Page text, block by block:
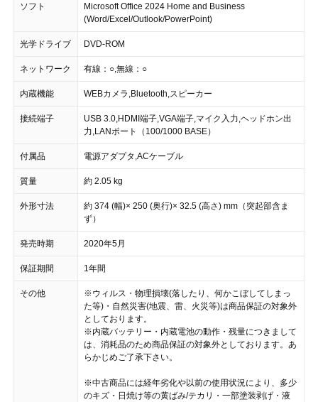
ソフト
Microsoft Office 2024 Home and Business
(Word/Excel/Outlook/PowerPoint)
光学ドライブ DVD-ROM
ネットワーク 有線：○,無線：○
内蔵機能 WEBカメラ,Bluetooth,スピーカー
接続端子
USB 3.0,HDMI端子,VGA端子,マイク入力,ヘッドホン出
力,LANポート（100/1000 BASE）
付属品 電源アダプタ,ACケーブル
質量 約 2.05 kg
外形寸法
約 374 (幅)× 250 (奥行)× 32.5 (高さ) mm（突起部含ま
ず）
発売時期 2020年5月
保証期間 1年間
その他
※ウィルス・物理損壊(落したり、何かこぼしてしまっ
た等)・自然災害(地震、雷、火災等)は商品保証の対象外
としております。
※内蔵バッテリー・内蔵電池の動作・残量につきまして
は、消耗品のため商品保証の対象外としております。あ
らかじめご了承下さい。
※中古商品には経年劣化や以前の使用状況により、多少
のキズ・日焼け等の黄ばみ/テカリ・一部塗装剥げ・液